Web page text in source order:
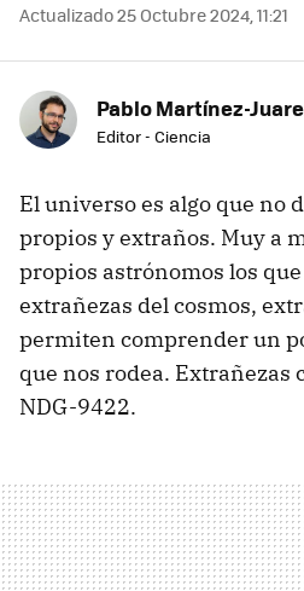
Actualizado 25 Octubre 2024, 11:21
Pablo Martínez-
Editor - Ciencia
El universo es algo que no
propios y extraños. Muy a
propios astrónomos los
extrañezas del cosmos,
permiten comprender un
que nos rodea. Extrañezas
NDG-9422.